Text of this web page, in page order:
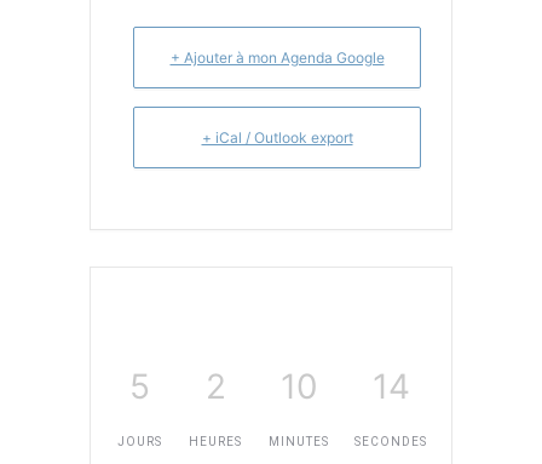
+ Ajouter à mon Agenda Google
+ iCal / Outlook export
5
JOURS
2
HEURES
10
MINUTES
13
SECONDES